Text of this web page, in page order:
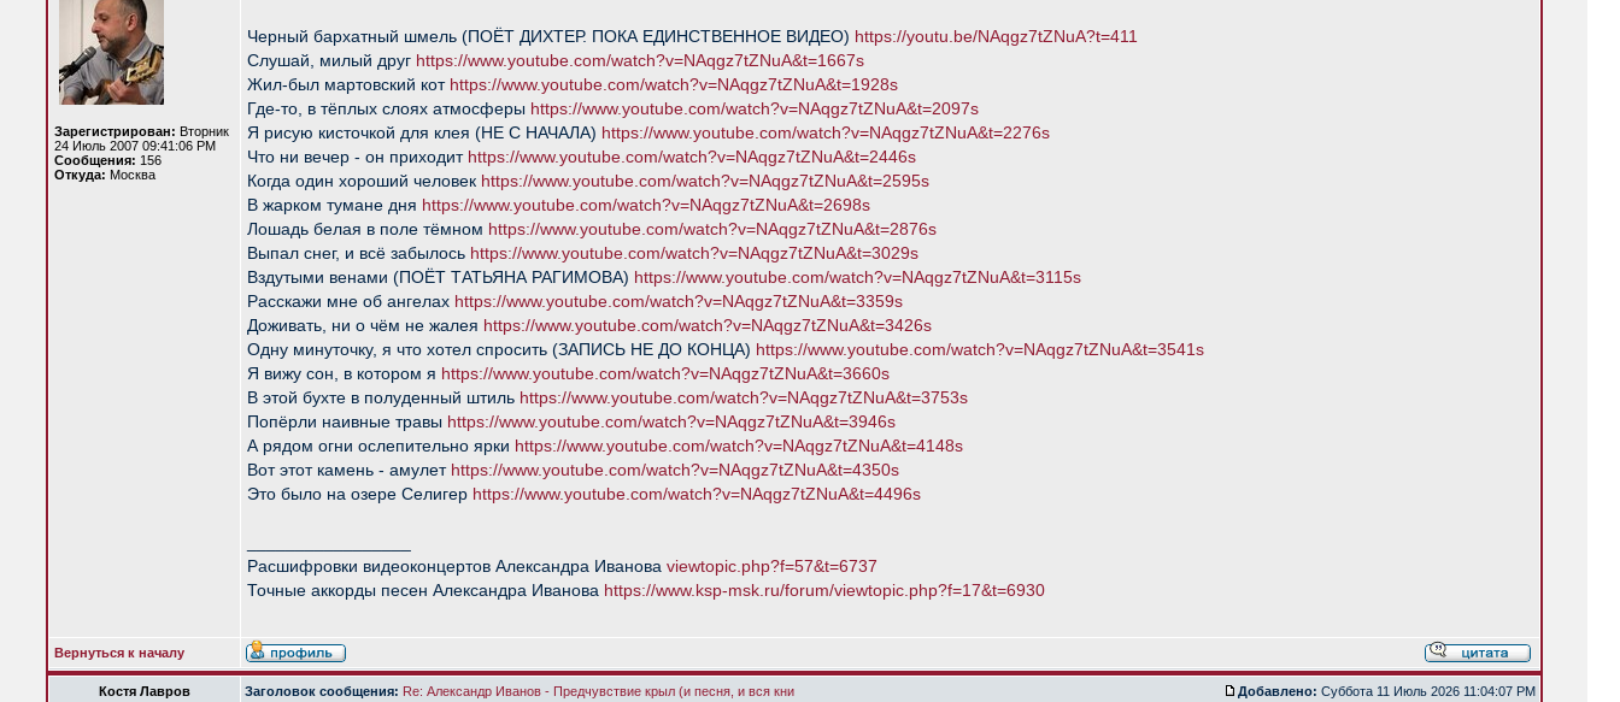
Зарегистрирован: Вторник
24 Июль 2007 09:41:06 PM
Сообщения: 156
Откуда: Москва
Черный бархатный шмель (ПОЁТ ДИХТЕР. ПОКА ЕДИНСТВЕННОЕ ВИДЕО) https://youtu.be/NAqgz7tZNuA?t=411
Слушай, милый друг https://www.youtube.com/watch?v=NAqgz7tZNuA&t=1667s
Жил-был мартовский кот https://www.youtube.com/watch?v=NAqgz7tZNuA&t=1928s
Где-то, в тёплых слоях атмосферы https://www.youtube.com/watch?v=NAqgz7tZNuA&t=2097s
Я рисую кисточкой для клея (НЕ С НАЧАЛА) https://www.youtube.com/watch?v=NAqgz7tZNuA&t=2276s
Что ни вечер - он приходит https://www.youtube.com/watch?v=NAqgz7tZNuA&t=2446s
Когда один хороший человек https://www.youtube.com/watch?v=NAqgz7tZNuA&t=2595s
В жарком тумане дня https://www.youtube.com/watch?v=NAqgz7tZNuA&t=2698s
Лошадь белая в поле тёмном https://www.youtube.com/watch?v=NAqgz7tZNuA&t=2876s
Выпал снег, и всё забылось https://www.youtube.com/watch?v=NAqgz7tZNuA&t=3029s
Вздутыми венами (ПОЁТ ТАТЬЯНА РАГИМОВА) https://www.youtube.com/watch?v=NAqgz7tZNuA&t=3115s
Расскажи мне об ангелах https://www.youtube.com/watch?v=NAqgz7tZNuA&t=3359s
Доживать, ни о чём не жалея https://www.youtube.com/watch?v=NAqgz7tZNuA&t=3426s
Одну минуточку, я что хотел спросить (ЗАПИСЬ НЕ ДО КОНЦА) https://www.youtube.com/watch?v=NAqgz7tZNuA&t=3541s
Я вижу сон, в котором я https://www.youtube.com/watch?v=NAqgz7tZNuA&t=3660s
В этой бухте в полуденный штиль https://www.youtube.com/watch?v=NAqgz7tZNuA&t=3753s
Попёрли наивные травы https://www.youtube.com/watch?v=NAqgz7tZNuA&t=3946s
А рядом огни ослепительно ярки https://www.youtube.com/watch?v=NAqgz7tZNuA&t=4148s
Вот этот камень - амулет https://www.youtube.com/watch?v=NAqgz7tZNuA&t=4350s
Это было на озере Селигер https://www.youtube.com/watch?v=NAqgz7tZNuA&t=4496s
Расшифровки видеоконцертов Александра Иванова viewtopic.php?f=57&t=6737
Точные аккорды песен Александра Иванова https://www.ksp-msk.ru/forum/viewtopic.php?f=17&t=6930
Вернуться к началу
Костя Лавров Заголовок сообщения: Re: Александр Иванов - Предчувствие крыл (и песня, и вся кни Добавлено: Суббота 11 Июль 2026 11:04:07 PM